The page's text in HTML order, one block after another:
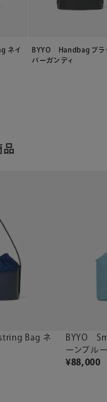
ネイ
BYYO Handbag ブラ
バーガンディ
品
Bag ネ
BYYO
ーンブル
¥88,000